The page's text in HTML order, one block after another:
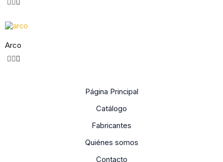
Arco
Página Principal
Catálogo
Fabricantes
Quiénes somos
Contacto